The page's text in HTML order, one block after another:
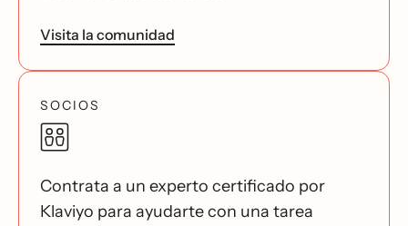
Visita la comunidad
SOCIOS
Contrata a un experto certificado por
Klaviyo para ayudarte con una tarea